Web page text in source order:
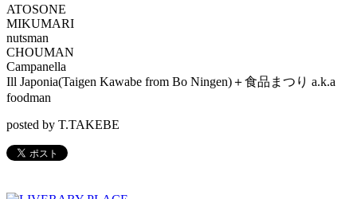
ATOSONE
MIKUMARI
nutsman
CHOUMAN
Campanella
Ill Japonia(Taigen Kawabe from Bo Ningen)＋食品まつり a.k.a
foodman
posted by T.TAKEBE